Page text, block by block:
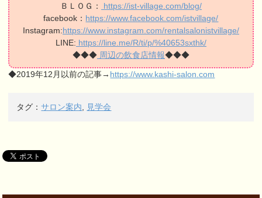
ＢＬＯＧ：
https://ist-village.com/blog/
facebook： https://www.facebook.com/istvillage/
Instagram:https://www.instagram.com/rentalsalonistvillage/
LINE: https://line.me/R/ti/p/%40653sxthk/
◆◆◆周辺の飲食店情報◆◆◆
◆2019年12月以前の記事→ https://www.kashi-salon.com
タグ：サロン案内 見学会